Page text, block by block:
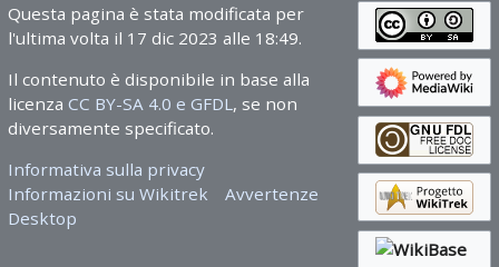
Questa pagina è stata modificata per
l'ultima volta il 17 dic 2023 alle 18:49.
Il contenuto è disponibile in base alla
licenza CC BY-SA 4.0 e GFDL , se non
diversamente specificato.
Informativa sulla privacy
Informazioni su Wikitrek
Avvertenze
Desktop